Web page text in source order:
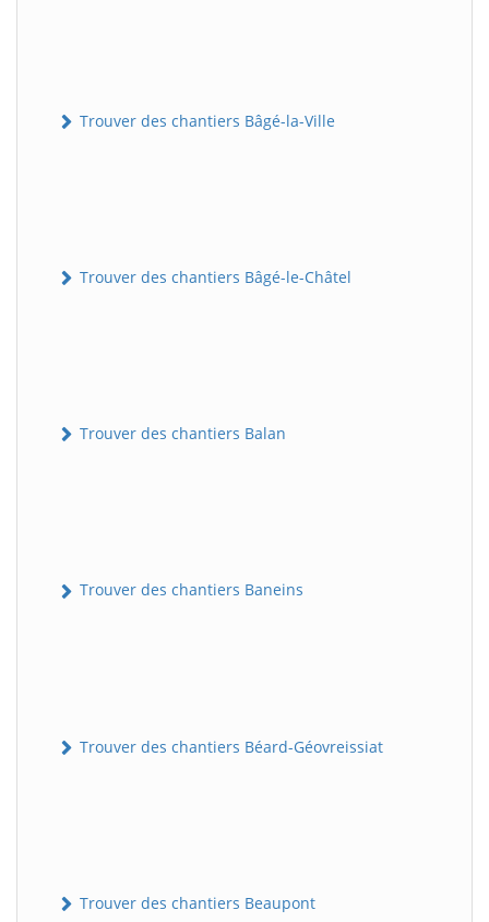
Trouver des chantiers Bâgé-la-Ville
Trouver des chantiers Bâgé-le-Châtel
Trouver des chantiers Balan
Trouver des chantiers Baneins
Trouver des chantiers Béard-Géovreissiat
Trouver des chantiers Beaupont